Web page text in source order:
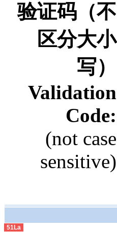
验证码（不
区分大小
写）
Validation
Code:
(not case
sensitive)
51La